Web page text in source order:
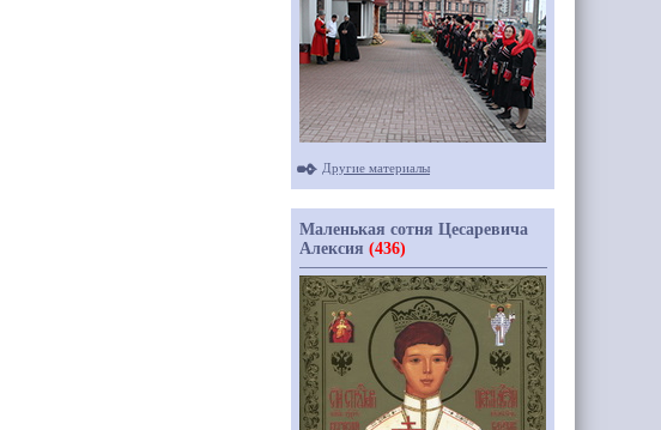
Другие материалы
Маленькая сотня Цесаревича
Алексия (436)